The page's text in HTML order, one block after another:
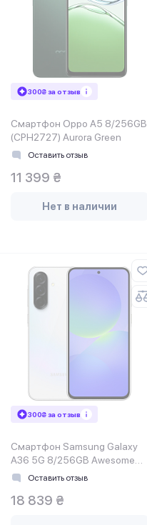
300₴ за отзыв
Смартфон Oppo A5 8/256GB
(CPH2727) Aurora Green
Оставить отзыв
11 399 ₴
Нет в наличии
300₴ за отзыв
Смартфон Samsung Galaxy
A36 5G 8/256GB Awesome
White (SM-A366BZAGEUC)
Оставить отзыв
18 839 ₴